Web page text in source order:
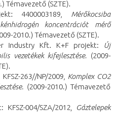
Témavezető (SZTE).
4400003189, Mérőkocsiba
koncentrációt mérő
2010.) Témavezető (SZTE).
Industry Kft. K+F projekt:
Új
vezetékek kifejlesztése. (2009-
263//NP/2009, Komplex CO2
(2009-2010.) Témavezető
KFSZ-004/SZA/2012,
Gáztelepek